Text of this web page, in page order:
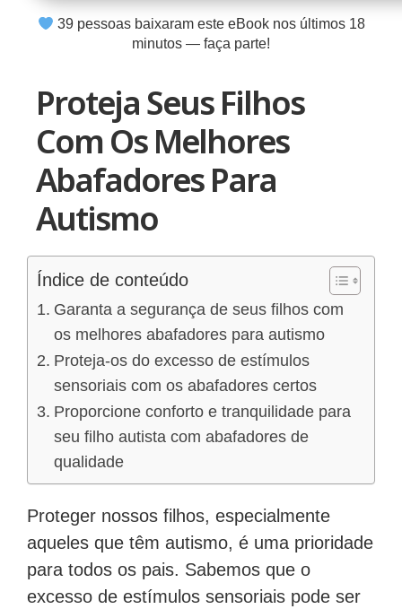
39pessoas baixaram este eBook nos últimos 18
minutos — faça parte!
Proteja Seus Filhos
Com Os Melhores
Abafadores Para
Autismo
Índice de conteúdo
Garanta a segurança de seus filhos com
os melhores abafadores para autismo
Proteja-os do excesso de estímulos
sensoriais com os abafadores certos
Proporcione conforto e tranquilidade para
seu filho autista com abafadores de
qualidade
Proteger nossos filhos, especialmente
aqueles que têm autismo, é uma prioridade
para todos os pais. Sabemos que o
excesso de estímulos sensoriais pode ser